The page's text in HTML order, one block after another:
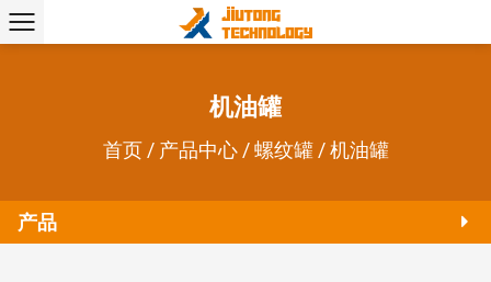
机油罐
首页/ 产品中心/螺纹罐/机油罐
产品